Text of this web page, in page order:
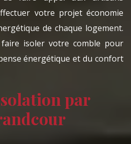
votre projet économie
de chaque logement.
faire isoler votre comble pour
énergétique et du confort
par